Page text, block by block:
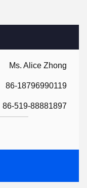
Ms. Alice Zhong
86-18796990119
86-519-88881897